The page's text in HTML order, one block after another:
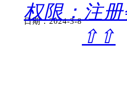
权限：注
⇧⇧
日期：2024-3-8